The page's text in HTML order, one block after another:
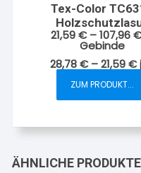
Tex-Color
21,59€–107,96€
Gebinde
28,78€–21,59€
ZUM PRODUKT...
Dieses
weist
ÄHNLICHE PRODUKTE